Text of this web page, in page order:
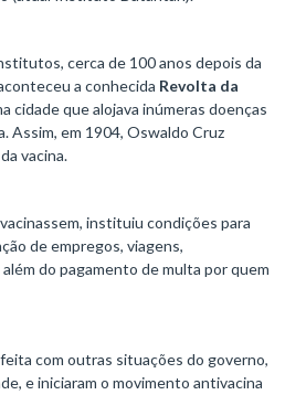
cerca de 100 anos depois da
a conhecida Revolta da
cidade que alojava inúmeras doenças
Assim, em 1904, Oswaldo Cruz
vacina.
instituiu condições para
de empregos, viagens,
do pagamento de multa por quem
com outras situações do governo,
e iniciaram o movimento antivacina